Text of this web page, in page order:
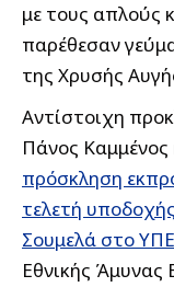
με τους απλούς
παρέθεσαν
της Χρυσής
Αντίστοιχη
Πάνος Καμμένος
πρόσκληση
τελετή
Σουμελά στο
Εθνικής Άμυνας